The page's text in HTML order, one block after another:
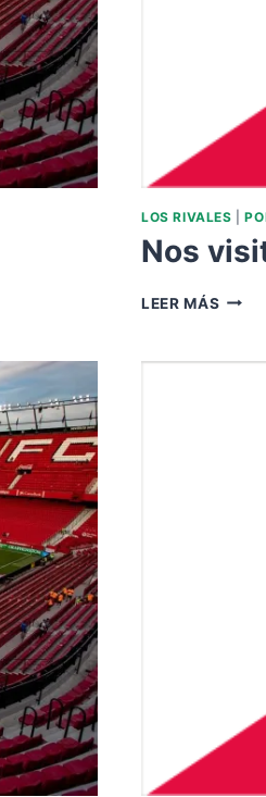
LOS RIVALES |
Nos
LEER MÁS NOS